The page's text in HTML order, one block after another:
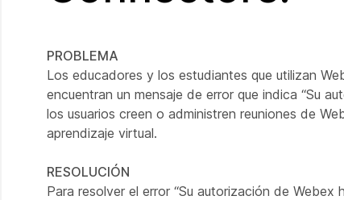
PROBLEMA
Los educadores y los estudiantes que utilizan
encuentran un mensaje de error que indica “Su
los usuarios creen o administren reuniones de
aprendizaje virtual.
RESOLUCIÓN
Para resolver el error “Su autorización de